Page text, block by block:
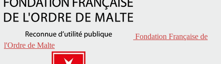
Fondation Française de
l'Ordre de Malte